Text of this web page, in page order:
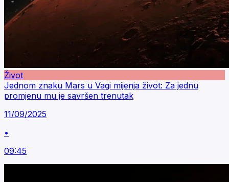
Život
Jednom znaku Mars u Vagi mijenja život: Za jednu
promjenu mu je savršen trenutak
11/09/2025
•
09:45